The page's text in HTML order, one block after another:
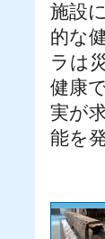
施設
的な
ラは
健康
実が
能を